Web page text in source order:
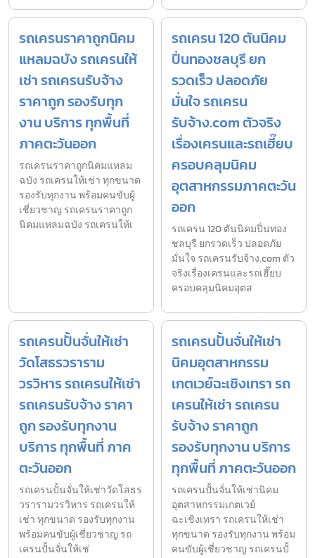
รถเครนราคาถูกนิคม
แหลมฉบัง รถเครนให้
เช่า รถเครนรับจ้าง
ราคาถูก รองรับทุก
งาน บริการ ทุกพื้นที่
ภาคตะวันออก
รถเครนราคาถูกนิคมแหลม
ฉบัง รถเครนให้เช่า ทุกขนาด
รองรับทุกงาน พร้อมคนขับผู้
เชี่ยวชาญ รถเครนราคาถูก
นิคมแหลมฉบัง รถเครนให้เ
รถเครน 120 ตันนิคม
ปิ่นทองชลบุรี ยก
รวดเร็ว ปลอดภัย
มั่นใจ รถเครน
รับจ้าง.com ตัวจริง
เรื่องเครนและรถเฮี๊ยบ
ครอบคลุมนิคม
อุตสาหกรรมภาคตะวัน
ออก
รถเครน 120 ตันนิคมปิ่นทอง
ชลบุรี ยกรวดเร็ว ปลอดภัย
มั่นใจ รถเครนรับจ้าง.com ตัว
จริงเรื่องเครนและรถเฮี๊ยบ
ครอบคลุมนิคมอุตส
รถเครนปั้นจั่นให้เช่า
วัดโสธรวราราม
วรวิหาร รถเครนให้เช่า
รถเครนรับจ้าง ราคา
ถูก รองรับทุกงาน
บริการ ทุกพื้นที่ ภาค
ตะวันออก
รถเครนปั้นจั่นให้เช่าวัดโสธร
วรารามวรวิหาร รถเครนให้
เช่า ทุกขนาด รองรับทุกงาน
พร้อมคนขับผู้เชี่ยวชาญ รถ
เครนปั้นจั่นให้เช่
รถเครนปั้นจั่นให้เช่า
นิคมอุตสาหกรรม
เกตเวย์ฉะเชิงเทรา รถ
เครนให้เช่า รถเครน
รับจ้าง ราคาถูก
รองรับทุกงาน บริการ
ทุกพื้นที่ ภาคตะวันออก
รถเครนปั้นจั่นให้เช่านิคม
อุตสาหกรรมเกตเวย์
ฉะเชิงเทรา รถเครนให้เช่า
ทุกขนาด รองรับทุกงาน พร้อม
คนขับผู้เชี่ยวชาญ รถเครนปั้